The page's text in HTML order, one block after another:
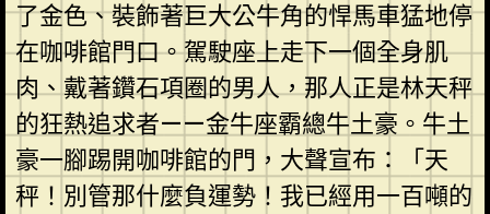
了金色、裝飾著巨大公牛角的悍馬車猛地停
在咖啡館門口。駕駛座上走下一個全身肌
肉、戴著鑽石項圈的男人，那人正是林天秤
的狂熱追求者——金牛座霸總牛土豪。牛土
豪一腳踢開咖啡館的門，大聲宣布：「天
秤！別管那什麼負運勢！我已經用一百噸的